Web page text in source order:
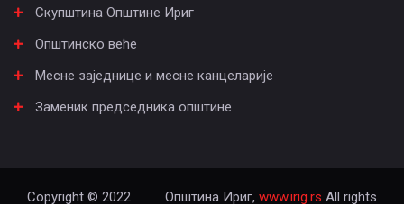
Скупштина Општине Ириг
Општинско веће
Месне заједнице и месне канцеларије
Заменик председника општине
Copyright © 2022 Општина Ириг, www.irig.rs All rights